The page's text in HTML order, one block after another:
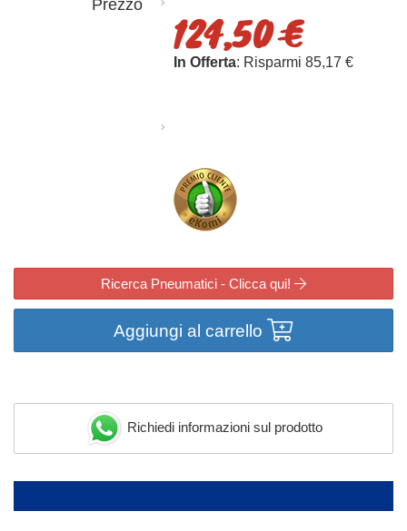
Prezzo
124,50 €
In Offerta: Risparmi 85,17 €
Ricerca Pneumatici - Clicca qui!
Aggiungi al carrello
Richiedi informazioni sul prodotto